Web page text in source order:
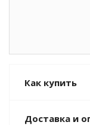
Как купить
Доставка и